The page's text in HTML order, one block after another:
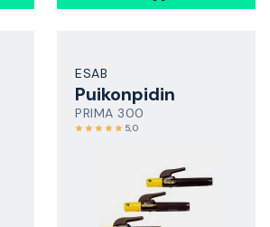
ESAB
Puikonpidin
PRIMA 300
5,0